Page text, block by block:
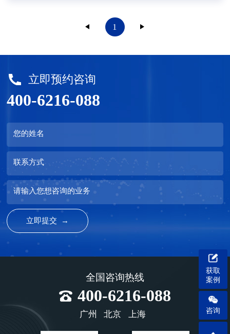
1
立即预约咨询
400-6216-088
您的姓名
联系方式
请输入您想咨询的业务
全国咨询热线
400-6216-088
广州 北京 上海
获取
案例
咨询